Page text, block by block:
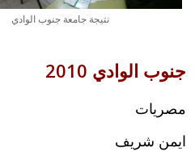
نتيجة جامعة جنوب الوادي
جنوب الوادي 2010
مصريات
ايمن شريف